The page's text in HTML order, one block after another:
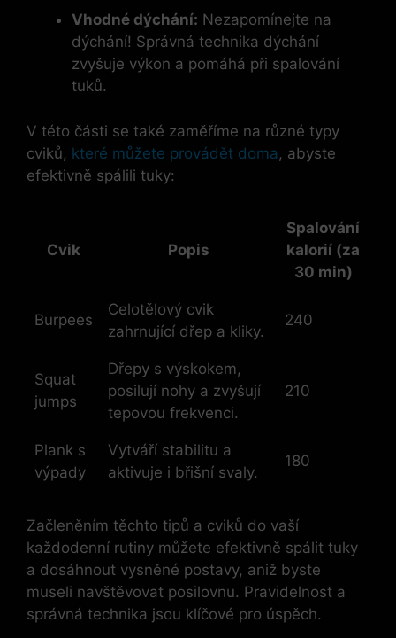
Vhodné dýchání: Nezapomínejte na
dýchání! Správná technika dýchání
zvyšuje výkon a pomáhá při spalování
tuků.
V této části se také zaměříme na různé typy
cviků, které můžete provádět doma , abyste
efektivně spálili tuky:
Cvik Popis
Spalování
kalorií (za
30 min)
Burpees
Celotělový cvik
zahrnující dřep a kliky.
240
Squat
jumps
Dřepy s výskokem,
posilují nohy a zvyšují
tepovou frekvenci.
210
Plank s
výpady
Vytváří stabilitu a
aktivuje i břišní svaly.
180
Začleněním těchto tipů a cviků do vaší
každodenní rutiny můžete efektivně spálit tuky
a dosáhnout vysněné postavy, aniž byste
museli navštěvovat posilovnu. Pravidelnost a
správná technika jsou klíčové pro úspěch.